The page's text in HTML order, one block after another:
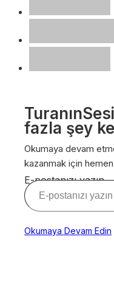
fazla şey
Okumaya devam
kazanmak için
E-postanızı yazın…
Okumaya Devam Edin